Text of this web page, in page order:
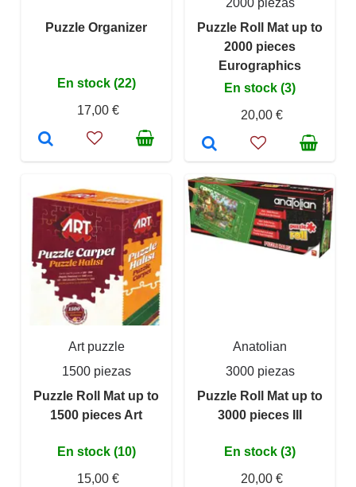
Puzzle Organizer
En stock (22)
17,00 €
2000 piezas
Puzzle Roll Mat up to
2000 pieces
Eurographics
En stock (3)
20,00 €
Art puzzle
1500 piezas
Puzzle Roll Mat up to
1500 pieces Art
En stock (10)
15,00 €
Anatolian
3000 piezas
Puzzle Roll Mat up to
3000 pieces III
En stock (3)
20,00 €